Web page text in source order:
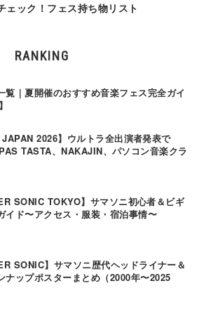
ェック！フェス持ち物リスト
RANKING
覧｜夏開催のおすすめ音楽フェス完全ガイ
JAPAN 2026】ウルトラ全出演者発表で
TASTA、NAKAJIN、パソコン音楽クラ
SONIC TOKYO】サマソニ初心者＆ビギ
イド〜アクセス・服装・宿泊事情〜
SONIC】サマソニ歴代ヘッドライナー＆
ナップポスターまとめ（2000年〜2025